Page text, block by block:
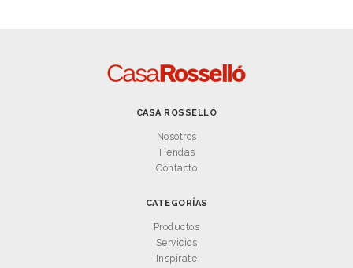
CASA ROSSELLÓ
Nosotros
Tiendas
Contacto
CATEGORÍAS
Productos
Servicios
Inspírate